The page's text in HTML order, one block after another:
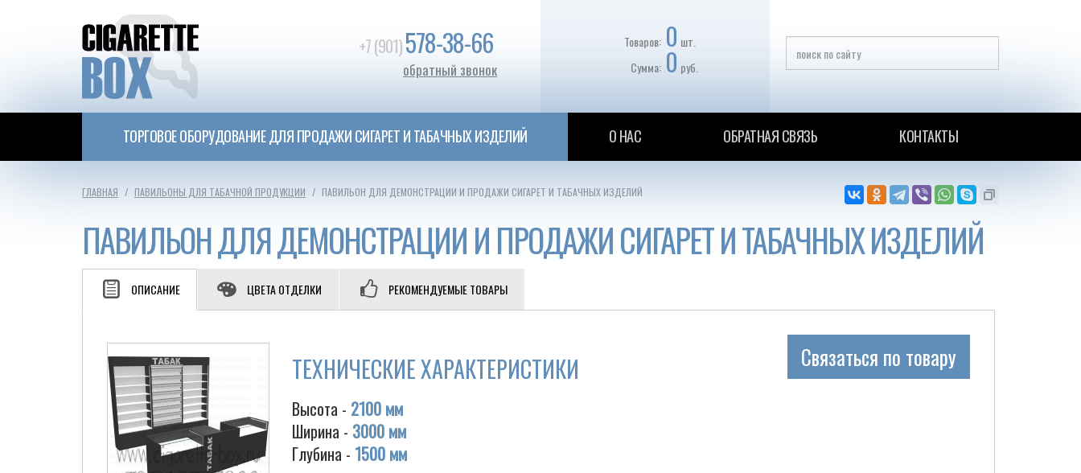
+7 (901)578-38-66
обратный звонок
Товаров: 0 шт.
Сумма: 0 руб.
ТОРГОВОЕ ОБОРУДОВАНИЕ ДЛЯ ПРОДАЖИ СИГАРЕТ И ТАБАЧНЫХ ИЗДЕЛИЙ О НАС ОБРАТНАЯ СВЯЗЬ КОНТАКТЫ
ГЛАВНАЯ ПАВИЛЬОНЫ ДЛЯ ТАБАЧНОЙ ПРОДУКЦИИ ПАВИЛЬОН ДЛЯ ДЕМОНСТРАЦИИ И ПРОДАЖИ СИГАРЕТ И ТАБАЧНЫХ ИЗДЕЛИЙ
ПАВИЛЬОН ДЛЯ ДЕМОНСТРАЦИИ И ПРОДАЖИ СИГАРЕТ И ТАБАЧНЫХ ИЗДЕЛИЙ
ОПИСАНИЕ ЦВЕТА ОТДЕЛКИ РЕКОМЕНДУЕМЫЕ ТОВАРЫ
Связаться по товару
ТЕХНИЧЕСКИЕ ХАРАКТЕРИСТИКИ
Высота - 2100 мм
Ширина - 3000 мм
Глубина - 1500 мм